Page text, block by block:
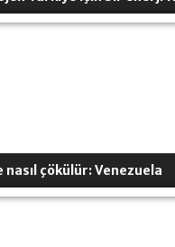
nasıl çökülür: Venezuela